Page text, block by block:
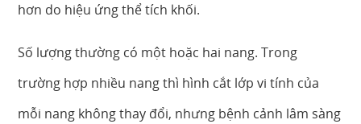
hơn do hiệu ứng thể tích khối.
Số lượng thường có một hoặc hai nang. Trong
trường hợp nhiều nang thì hình cắt lớp vi tính của
mỗi nang không thay đổi, nhưng bệnh cảnh lâm sàng